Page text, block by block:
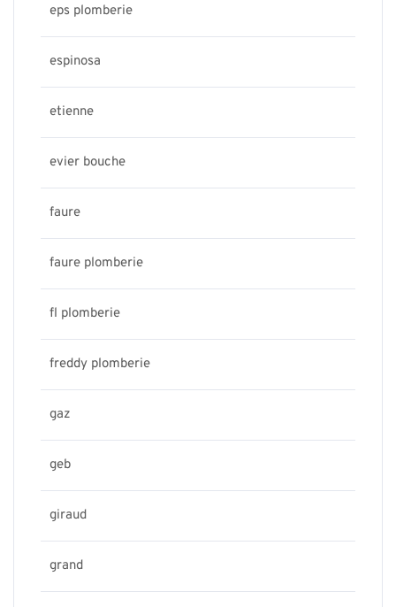
eps plomberie
espinosa
etienne
evier bouche
faure
faure plomberie
fl plomberie
freddy plomberie
gaz
geb
giraud
grand